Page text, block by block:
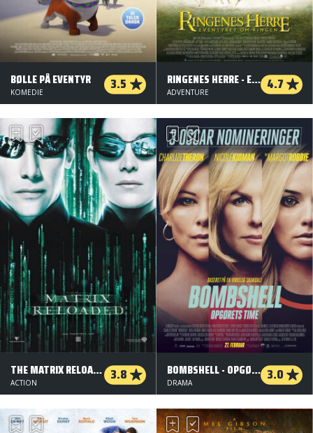
BØLLE PÅ EVENTYR 3.5
KOMEDIE
RINGENES HERRE - EVENTYRET OM RINGEN 4.7
ADVENTURE
THE MATRIX RELOADED 3.8
ACTION
BOMBSHELL - OPGØRETS TIME 3.0
DRAMA